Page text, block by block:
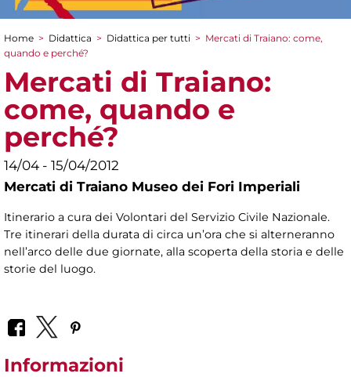
Tu sei qui
Home > Didattica > Didattica per tutti > Mercati di Traiano: come,
quando e perché?
Mercati di Traiano:
come, quando e
perché?
14/04 - 15/04/2012
Mercati di Traiano Museo dei Fori Imperiali
Itinerario a cura dei Volontari del Servizio Civile Nazionale.
Tre itinerari della durata di circa un’ora che si alterneranno
nell’arco delle due giornate, alla scoperta della storia e delle
storie del luogo.
Informazioni